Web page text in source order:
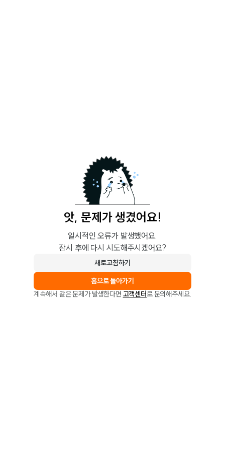
앗, 문제가 생겼어요!
일시적인 오류가 발생했어요.
잠시 후에 다시 시도해주시겠어요?
새로고침하기
홈으로 돌아가기
계속해서 같은 문제가 발생한다면 고객센터로 문의해주세요.